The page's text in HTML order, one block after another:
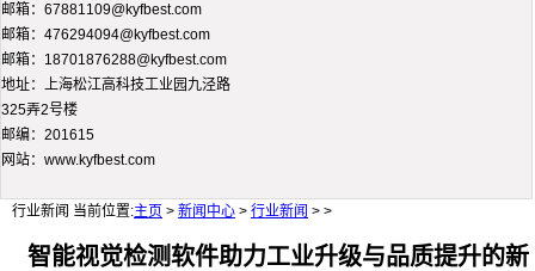
邮箱：67881109@kyfbest.com
邮箱：476294094@kyfbest.com
邮箱：18701876288@kyfbest.com
地址：上海松江高科技工业园九泾路
325弄2号楼
邮编：201615
网站：www.kyfbest.com
行业新闻 当前位置:主页 > 新闻中心 > 行业新闻 > >
智能视觉检测软件助力工业升级与品质提升的新